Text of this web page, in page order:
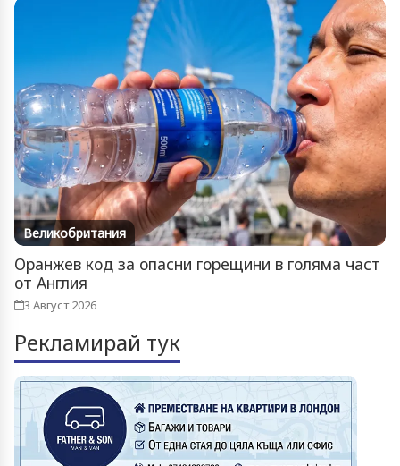
Великобритания
Оранжев код за опасни горещини в голяма част
от Англия
3 Август 2026
Рекламирай тук